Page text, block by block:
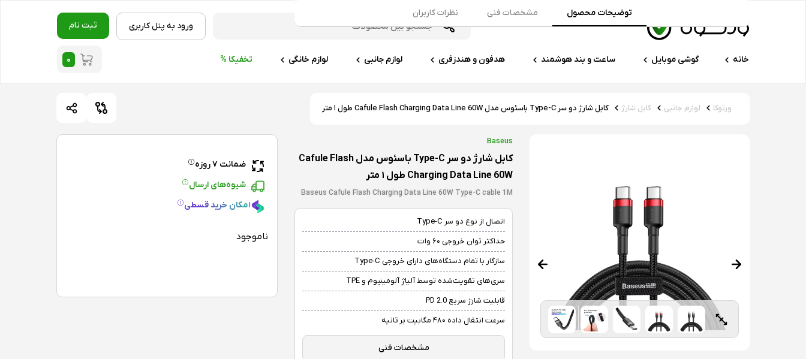
ورود به پنل کاربری ثبت نام
خانه گوشی موبایل ساعت و بند هوشمند هدفون و هندزفری لوازم جانبی لوازم خانگی تخفیکا % ۰
ورتوکا لوازم جانبی کابل شارژ کابل شارژ دو سر Type-C باسئوس مدل Cafule Flash Charging Data Line 60W طول ۱ متر
Baseus
کابل شارژ دو سر Type-C باسئوس مدل Cafule Flash
Charging Data Line 60W طول ۱ متر
Baseus Cafule Flash Charging Data Line 60W Type-C cable 1M
اتصال از نوع دو سر Type-C
حداکثر توان خروجی ۶۰ وات
سازگار با تمام دستگاه‌های دارای خروجی Type-C
سری‌های تقویت‌شده توسط آلیاژ آلومینیوم و TPE
قابلیت شارژ سریع PD 2.0
سرعت انتقال داده ۴۸۰ مگابیت بر ثانیه
مشخصات فنی
توضیحات محصول مشخصات فنی نظرات کاربران
ضمانت ۷ روزه
شیوه‌های ارسال
امکان خرید قسطی
ناموجود